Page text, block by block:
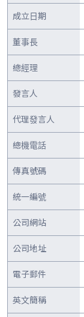
成立日期
董事長
總經理
發言人
代理發言人
總機電話
傳真號碼
統一編號
公司網站
公司地址
電子郵件
英文簡稱